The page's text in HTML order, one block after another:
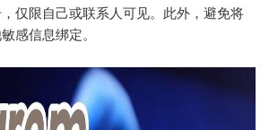
仅限自己或联系人可见。此外，避免将
感信息绑定。